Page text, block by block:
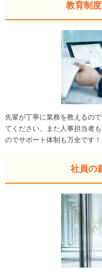
教育制
先輩が丁寧に業務を教えるの
てください。また人事担当者
のでサポート体制も万全です！
社員の